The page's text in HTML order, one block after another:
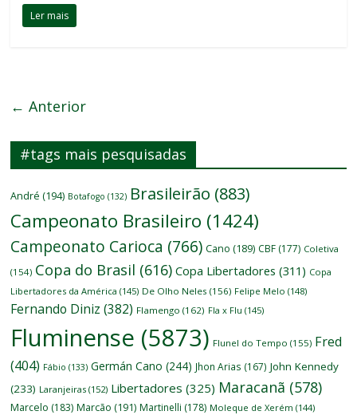
Ler mais
← Anterior
#tags mais pesquisadas
André (194) Botafogo (132) Brasileirão (883)
Campeonato Brasileiro (1424)
Campeonato Carioca (766) Cano (189) CBF (177) Coletiva
(154) Copa do Brasil (616) Copa Libertadores (311) Copa
Libertadores da América (145) De Olho Neles (156) Felipe Melo (148)
Fernando Diniz (382) Flamengo (162) Fla x Flu (145)
Fluminense (5873) Flunel do Tempo (155) Fred
(404) Fábio (133) Germán Cano (244) Jhon Arias (167) John Kennedy
(233) Laranjeiras (152) Libertadores (325) Maracanã (578)
Marcelo (183) Marcão (191) Martinelli (178) Moleque de Xerém (144)